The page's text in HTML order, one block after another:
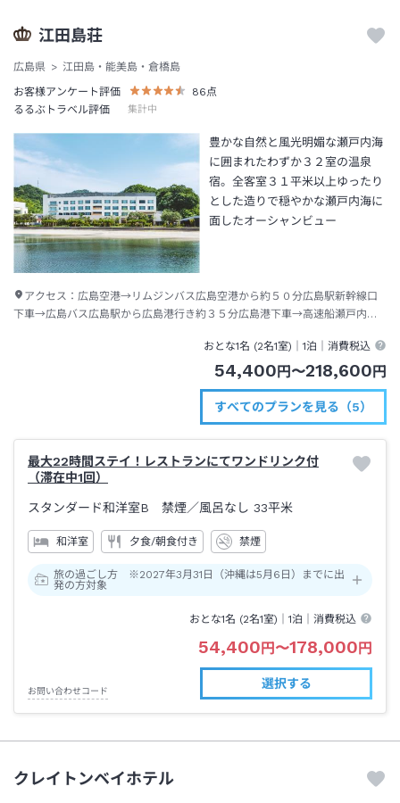
江田島荘
広島県
江田島・能美島・倉橋島
お客様アンケート評価
86点
るるぶトラベル評価
集計中
豊かな自然と風光明媚な瀬戸内海
に囲まれたわずか３２室の温泉
宿。全客室３１平米以上ゆったり
とした造りで穏やかな瀬戸内海に
面したオーシャンビュー
アクセス： 広島空港→リムジンバス広島空港から約５０分広島駅新幹線口
下車→広島バス広島駅から広島港行き約３５分広島港下車→高速船瀬戸内シ
おとな1名 (2名1室)｜1泊 ｜消費税込
54,400円〜218,600円
すべてのプランを見る（5）
最大22時間ステイ！レストランにてワンドリンク付
（滞在中1回）
スタンダード和洋室B 禁煙／風呂なし 33平米
和洋室 夕食/朝食付き 禁煙
旅の過ごし方 ※2027年3月31日（沖縄は5月6日）までに出
発の方対象
おとな1名 (2名1室)｜1泊 ｜消費税込
54,400円〜178,000円
お問い合わせコード
選択する
クレイトンベイホテル